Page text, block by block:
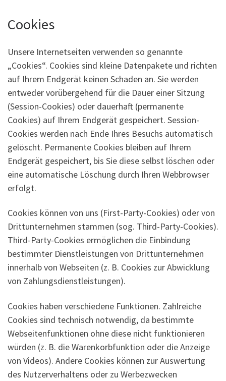
Cookies
Unsere Internetseiten verwenden so genannte
„Cookies“. Cookies sind kleine Datenpakete und richten
auf Ihrem Endgerät keinen Schaden an. Sie werden
entweder vorübergehend für die Dauer einer Sitzung
(Session-Cookies) oder dauerhaft (permanente
Cookies) auf Ihrem Endgerät gespeichert. Session-
Cookies werden nach Ende Ihres Besuchs automatisch
gelöscht. Permanente Cookies bleiben auf Ihrem
Endgerät gespeichert, bis Sie diese selbst löschen oder
eine automatische Löschung durch Ihren Webbrowser
erfolgt.
Cookies können von uns (First-Party-Cookies) oder von
Drittunternehmen stammen (sog. Third-Party-Cookies).
Third-Party-Cookies ermöglichen die Einbindung
bestimmter Dienstleistungen von Drittunternehmen
innerhalb von Webseiten (z. B. Cookies zur Abwicklung
von Zahlungsdienstleistungen).
Cookies haben verschiedene Funktionen. Zahlreiche
Cookies sind technisch notwendig, da bestimmte
Webseitenfunktionen ohne diese nicht funktionieren
würden (z. B. die Warenkorbfunktion oder die Anzeige
von Videos). Andere Cookies können zur Auswertung
des Nutzerverhaltens oder zu Werbezwecken